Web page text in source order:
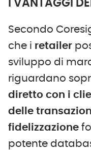
I VANTAGGI
Secondo
che i retailer
sviluppo di
riguardano
diretto con i
delle
fidelizzazione
potente